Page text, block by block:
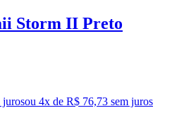
Storm II Preto
jurosou 4x de R$ 76,73 sem juros